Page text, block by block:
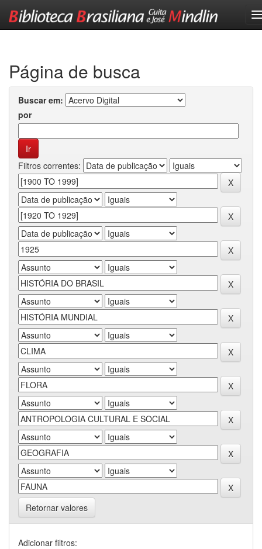
Página de busca
Buscar em:
por
Filtros correntes:
Retornar valores
Adicionar filtros: